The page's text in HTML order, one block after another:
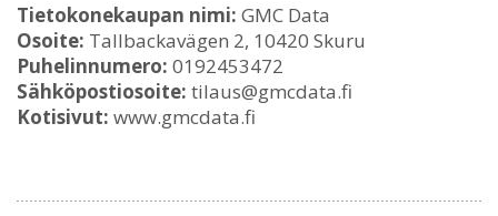
Tietokonekaupan nimi: GMC Data
Osoite: Tallbackavägen 2, 10420 Skuru
Puhelinnumero: 0192453472
Sähköpostiosoite: tilaus@gmcdata.fi
Kotisivut: www.gmcdata.fi